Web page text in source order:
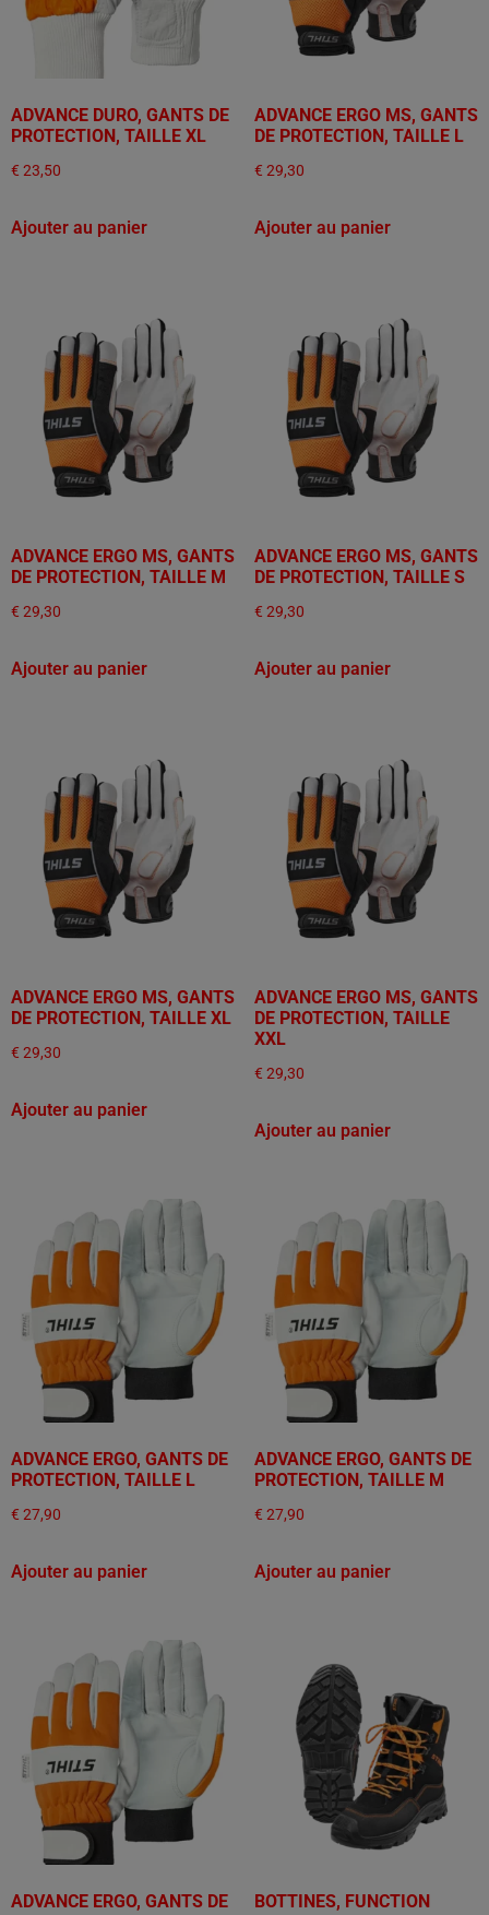
ADVANCE DURO, GANTS DE
PROTECTION, TAILLE XL
€ 23,50
Ajouter au panier
ADVANCE ERGO MS, GANTS
DE PROTECTION, TAILLE L
€ 29,30
Ajouter au panier
ADVANCE ERGO MS, GANTS
DE PROTECTION, TAILLE M
€ 29,30
Ajouter au panier
ADVANCE ERGO MS, GANTS
DE PROTECTION, TAILLE S
€ 29,30
Ajouter au panier
ADVANCE ERGO MS, GANTS
DE PROTECTION, TAILLE XL
€ 29,30
Ajouter au panier
ADVANCE ERGO MS, GANTS
DE PROTECTION, TAILLE
XXL
€ 29,30
Ajouter au panier
ADVANCE ERGO, GANTS DE
PROTECTION, TAILLE L
€ 27,90
Ajouter au panier
ADVANCE ERGO, GANTS DE
PROTECTION, TAILLE M
€ 27,90
Ajouter au panier
ADVANCE ERGO, GANTS DE
BOTTINES, FUNCTION